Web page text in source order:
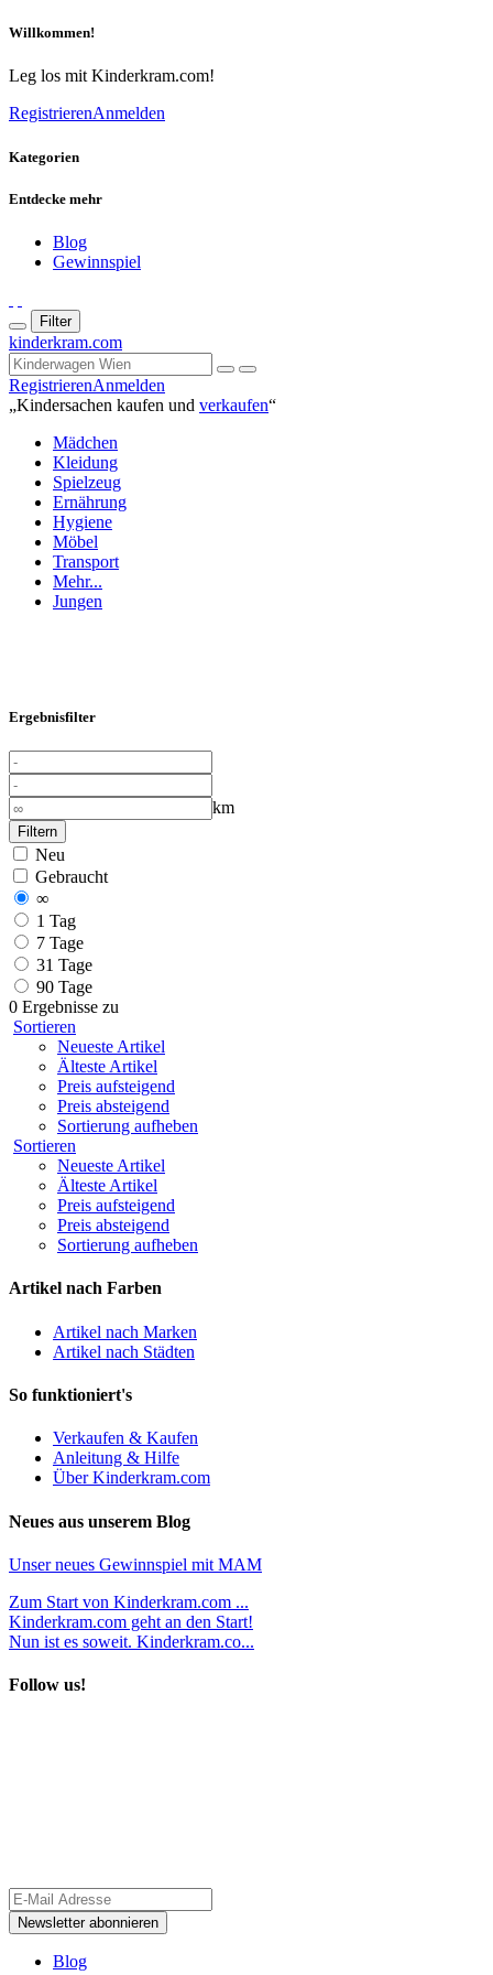
Willkommen!
Leg los mit Kinderkram.com!
RegistrierenAnmelden
Kategorien
Entdecke mehr
Blog
Gewinnspiel
Filter
kinderkram.com
RegistrierenAnmelden
„Kindersachen kaufen und verkaufen“
Mädchen
Kleidung
Spielzeug
Ernährung
Hygiene
Möbel
Transport
Mehr...
Jungen
Ergebnisfilter
km
Filtern
Neu
Gebraucht
∞
1 Tag
7 Tage
31 Tage
90 Tage
0 Ergebnisse zu
Sortieren
Neueste Artikel
Älteste Artikel
Preis aufsteigend
Preis absteigend
Sortierung aufheben
Sortieren
Neueste Artikel
Älteste Artikel
Preis aufsteigend
Preis absteigend
Sortierung aufheben
Artikel nach Farben
Artikel nach Marken
Artikel nach Städten
So funktioniert's
Verkaufen & Kaufen
Anleitung & Hilfe
Über Kinderkram.com
Neues aus unserem Blog
Unser neues Gewinnspiel mit MAM
Zum Start von Kinderkram.com ...
Kinderkram.com geht an den Start!
Nun ist es soweit. Kinderkram.co...
Follow us!
Blog